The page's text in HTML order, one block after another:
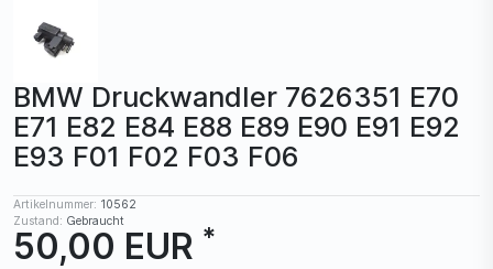
BMW Druckwandler 7626351 E70
E71 E82 E84 E88 E89 E90 E91 E92
E93 F01 F02 F03 F06
Artikelnummer: 10562
Zustand: Gebraucht
50,00 EUR *